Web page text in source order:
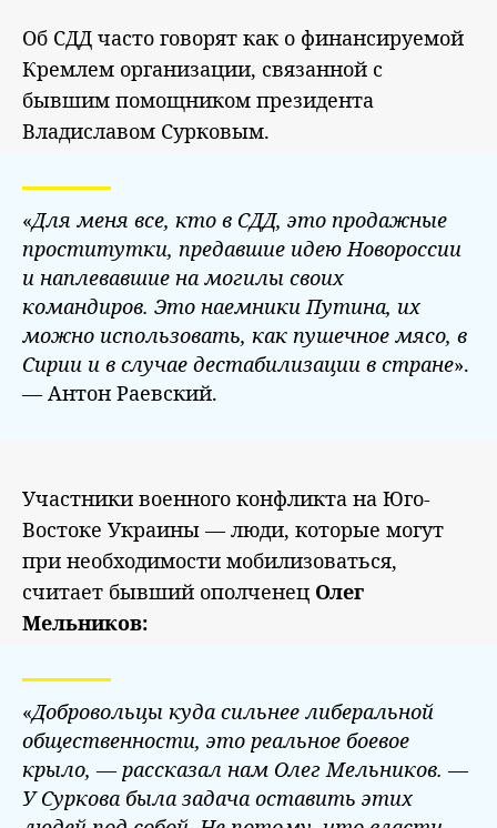
Об СДД часто говорят как о финансируемой
Кремлем организации, связанной с
бывшим помощником президента
Владиславом Сурковым.
«Для меня все, кто в СДД, это продажные
проститутки, предавшие идею Новороссии
и наплевавшие на могилы своих
командиров. Это наемники Путина, их
можно использовать, как пушечное мясо, в
Сирии и в случае дестабилизации в стране».
— Антон Раевский.
Участники военного конфликта на Юго-
Востоке Украины — люди, которые могут
при необходимости мобилизоваться,
считает бывший ополченец Олег
Мельников:
«Добровольцы куда сильнее либеральной
общественности, это реальное боевое
крыло, — рассказал нам Олег Мельников. —
У Суркова была задача оставить этих